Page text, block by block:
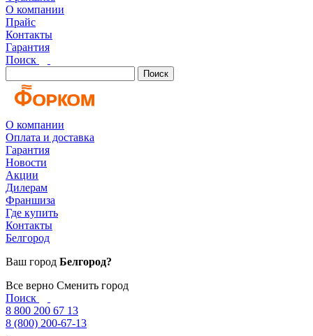
О компании
Прайс
Контакты
Гарантия
Поиск
Поиск
О компании
Оплата и доставка
Гарантия
Новости
Акции
Дилерам
Франшиза
Где купить
Контакты
Белгород
Ваш город Белгород?
Все верно Сменить город
Поиск
8 800 200 67 13
8 (800) 200-67-13